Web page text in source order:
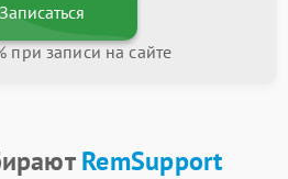
Записаться
при записи на сайте
RemSupport